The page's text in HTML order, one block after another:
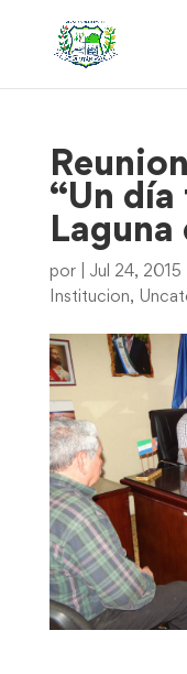
“Un día
Laguna
por Jul 24, 2015
Institucion,